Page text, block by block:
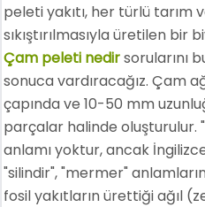
peleti yakıtı, her türlü tarım
sıkıştırılmasıyla üretilen bir
Çam peleti nedirsorularını
sonuca vardıracağız. Çam
çapında ve 10-50 mm
parçalar halinde oluşturulur.
anlamı yoktur, ancak
"silindir", "mermer"
fosil yakıtların ürettiği ağıl